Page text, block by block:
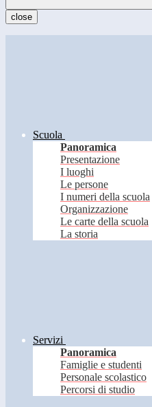
close
Scuola
Panoramica
Presentazione
I luoghi
Le persone
I numeri della scuola
Organizzazione
Le carte della scuola
La storia
Servizi
Panoramica
Famiglie e studenti
Personale scolastico
Percorsi di studio